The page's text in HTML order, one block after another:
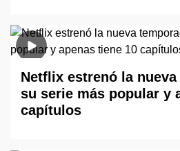
Netflix estrenó la
su serie más popular y
capítulos